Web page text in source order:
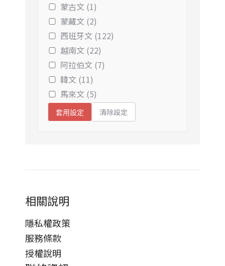
蒙古文 (1)
蒙藏文 (2)
西班牙文 (122)
越南文 (22)
阿拉伯文 (7)
韓文 (11)
馬來文 (5)
套用設定 清除設定
相關說明
隱私權政策
服務條款
授權說明